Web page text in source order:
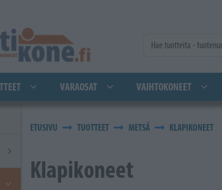
VARAOSAT VAIHTOKONEET
ETUSIVU TUOTTEET METSÄ KLAPIKONEET
Klapikoneet